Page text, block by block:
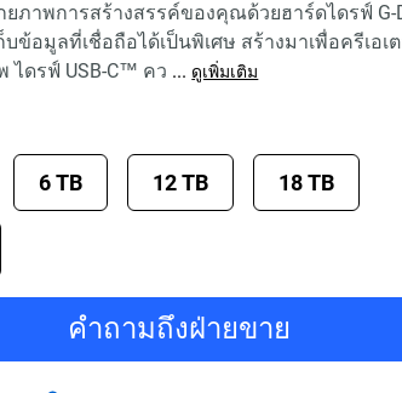
ภาพการสร้างสรรค์ของคุณด้วยฮาร์ดไดรฟ์ G-
ข้อมูลที่เชื่อถือได้เป็นพิเศษ สร้างมาเพื่อครีเอเ
ไดรฟ์ USB-C™ คว ... ดูเพิ่มเติม
6 TB 12 TB 18 TB
คำถามถึงฝ่ายขาย